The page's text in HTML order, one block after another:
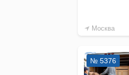
Москва
№ 5376